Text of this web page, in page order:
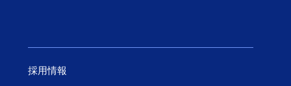
採用情報